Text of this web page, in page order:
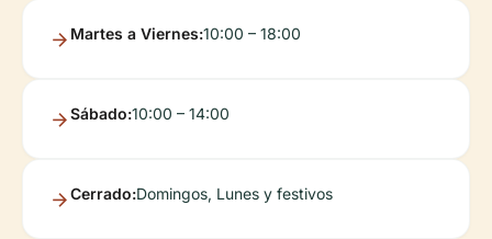
Martes a Viernes:10:00 – 18:00
Sábado:10:00 – 14:00
Cerrado:Domingos, Lunes y festivos